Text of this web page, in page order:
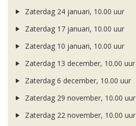
Zaterdag 24 januari, 10.00 uur
Zaterdag 17 januari, 10.00 uur
Zaterdag 10 januari, 10.00 uur
Zaterdag 13 december, 10.00 uur
Zaterdag 6 december, 10.00 uur
Zaterdag 29 november, 10.00 uur
Zaterdag 22 november, 10.00 uur